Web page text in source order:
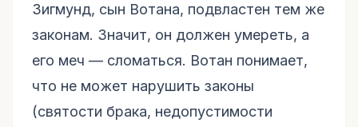
Зигмунд, сын Вотана, подвластен тем же
законам. Значит, он должен умереть, а
его меч — сломаться. Вотан понимает,
что не может нарушить законы
(святости брака, недопустимости